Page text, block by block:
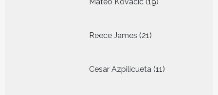
producten
Reece James 21
producten
Cesar Azpilicueta 11
producten